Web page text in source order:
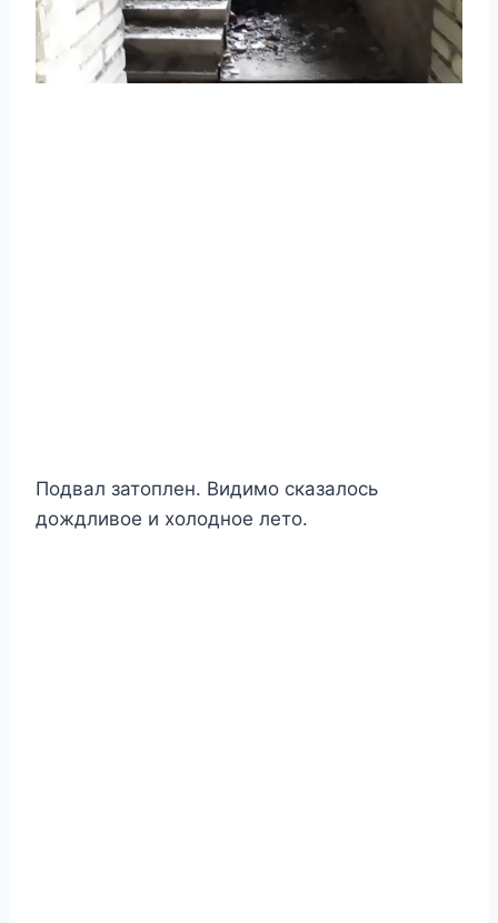
Подвал затоплен. Видимо сказалось
дождливое и холодное лето.